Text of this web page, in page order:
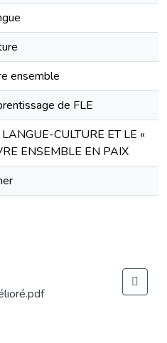
ensemble
de FLE
CULTURE ET LE «
ENSEMBLE EN PAIX